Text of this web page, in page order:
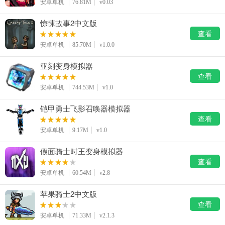
安卓单机 76.81M v0.03
惊悚故事2中文版
安卓单机 85.70M v1.0.0
查看
亚刻变身模拟器
安卓单机 744.53M v1.0
查看
铠甲勇士飞影召唤器模拟器
安卓单机 9.17M v1.0
查看
假面骑士时王变身模拟器
安卓单机 60.54M v2.8
查看
苹果骑士2中文版
安卓单机 71.33M v2.1.3
查看